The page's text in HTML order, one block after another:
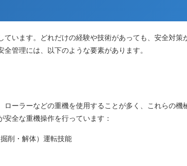
ています。どれだけの経験や技術があっても、安全対策
管理には、以下のような要素があります。
ローラーなどの重機を使用することが多く、これらの機
全な重機操作を行っています：
削・解体）運転技能